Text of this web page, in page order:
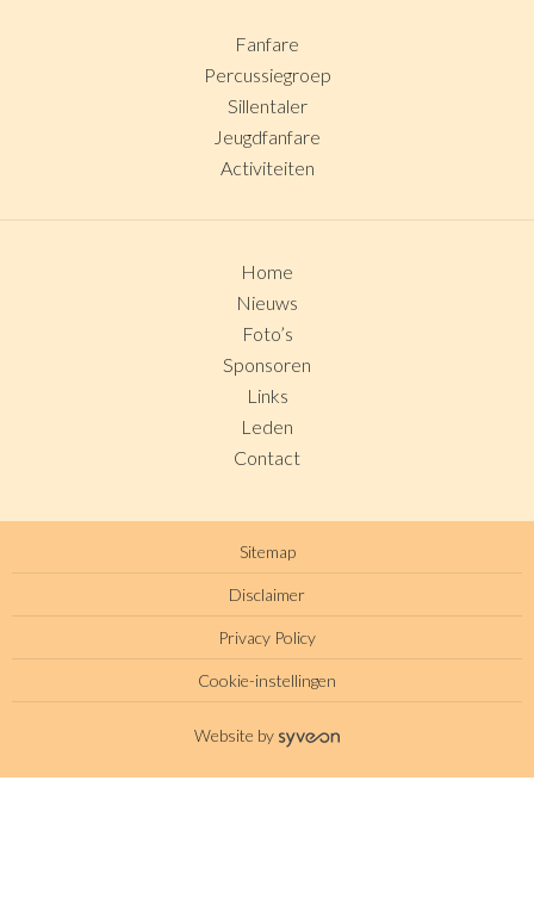
Fanfare
Percussiegroep
Sillentaler
Jeugdfanfare
Activiteiten
Home
Nieuws
Foto’s
Sponsoren
Links
Leden
Contact
Sitemap
Disclaimer
Privacy Policy
Cookie-instellingen
Website by